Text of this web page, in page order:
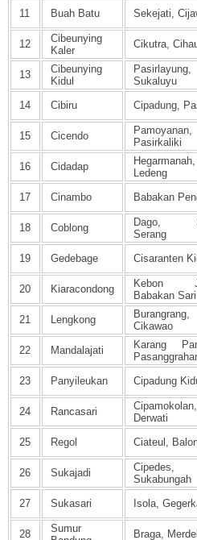
11
Buah Batu Sekejati,
12
Cibeunying
Kaler
Cikutra,
13
Cibeunying
Kidul
Pasirlayung,
Sukaluyu
14
Cibiru Cipadung,
15
Cicendo
Pamoyanan,
Pasirkaliki
16
Cidadap
Hegarmanah,
Ledeng
17
Cinambo Babakan
18
Coblong
Dago,
Serang
19
Gedebage Cisaranten
20
Kiaracondong
Kebon
Babakan Sari
21
Lengkong
Burangrang,
Cikawao
22
Mandalajati
Karang
23
Panyileukan Cipadung
24
Rancasari
Cipamokolan,
Derwati
25
Regol Ciateul,
26
Sukajadi
Cipedes,
Sukabungah
27
Sukasari Isola,
28
Sumur
Braga,